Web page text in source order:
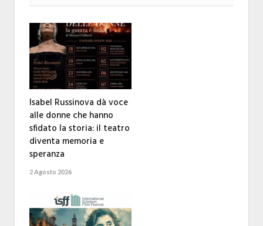
Isabel Russinova dà voce
alle donne che hanno
sfidato la storia: il teatro
diventa memoria e
speranza
2 Agosto 2026